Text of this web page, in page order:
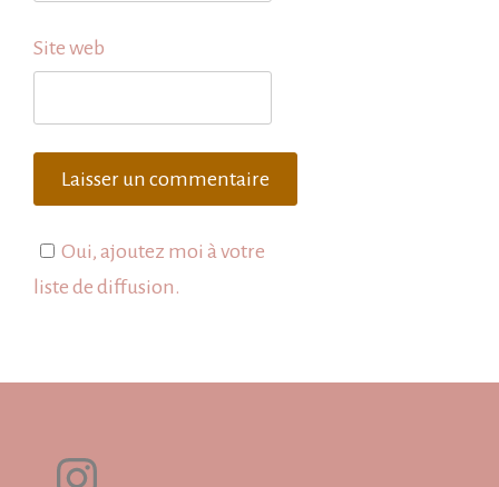
Site web
Oui, ajoutez moi à votre
liste de diffusion.